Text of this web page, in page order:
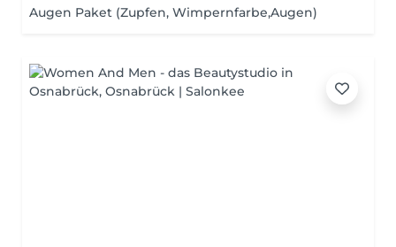
Augen Paket (Zupfen, Wimpernfarbe,Augen)